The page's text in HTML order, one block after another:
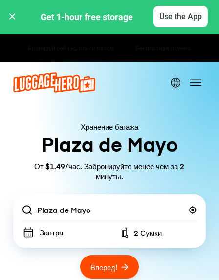
Get 1-hour free storage Use the App
Хранение багажа
Plaza de Mayo
От $1.49/час. Забронируйте менее чем за 2
минуты.
Location
Завтра Number of bags
2 Сумки
Вперед!